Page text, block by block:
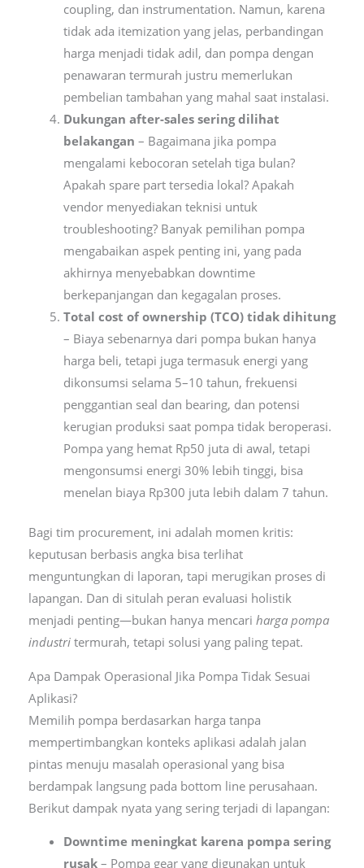
coupling, dan instrumentation. Namun, karena
tidak ada itemization yang jelas, perbandingan
harga menjadi tidak adil, dan pompa dengan
penawaran termurah justru memerlukan
pembelian tambahan yang mahal saat instalasi.
Dukungan after-sales sering dilihat
belakangan – Bagaimana jika pompa
mengalami kebocoran setelah tiga bulan?
Apakah spare part tersedia lokal? Apakah
vendor menyediakan teknisi untuk
troubleshooting? Banyak pemilihan pompa
mengabaikan aspek penting ini, yang pada
akhirnya menyebabkan downtime
berkepanjangan dan kegagalan proses.
Total cost of ownership (TCO) tidak dihitung
– Biaya sebenarnya dari pompa bukan hanya
harga beli, tetapi juga termasuk energi yang
dikonsumsi selama 5–10 tahun, frekuensi
penggantian seal dan bearing, dan potensi
kerugian produksi saat pompa tidak beroperasi.
Pompa yang hemat Rp50 juta di awal, tetapi
mengonsumsi energi 30% lebih tinggi, bisa
menelan biaya Rp300 juta lebih dalam 7 tahun.
Bagi tim procurement, ini adalah momen kritis:
keputusan berbasis angka bisa terlihat
menguntungkan di laporan, tapi merugikan proses di
lapangan. Dan di situlah peran evaluasi holistik
menjadi penting—bukan hanya mencari harga pompa
industritermurah, tetapi solusi yang paling tepat.
Apa Dampak Operasional Jika Pompa Tidak Sesuai
Aplikasi?
Memilih pompa berdasarkan harga tanpa
mempertimbangkan konteks aplikasi adalah jalan
pintas menuju masalah operasional yang bisa
berdampak langsung pada bottom line perusahaan.
Berikut dampak nyata yang sering terjadi di lapangan:
Downtime meningkat karena pompa sering
rusak – Pompa gear yang digunakan untuk